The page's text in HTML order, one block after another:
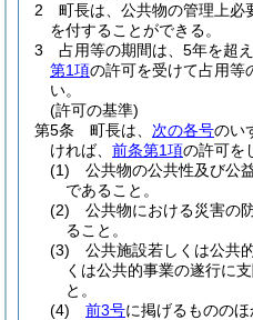
2
町長は、公共物の管理上必
を付することができる。
3
占用等の期間は、5年を超
第1項の許可を受けて占用等
い。
(許可の基準)
第5条
町長は、 次の各号のい
ければ、 前条第1項の許可を
(1)
公共物の公共性及び公
であること。
(2)
公共物における災害の
ること。
(3)
公共施設若しくは公共
くは公共的事業の遂行に
と。
(4)
前3号に掲げるものの